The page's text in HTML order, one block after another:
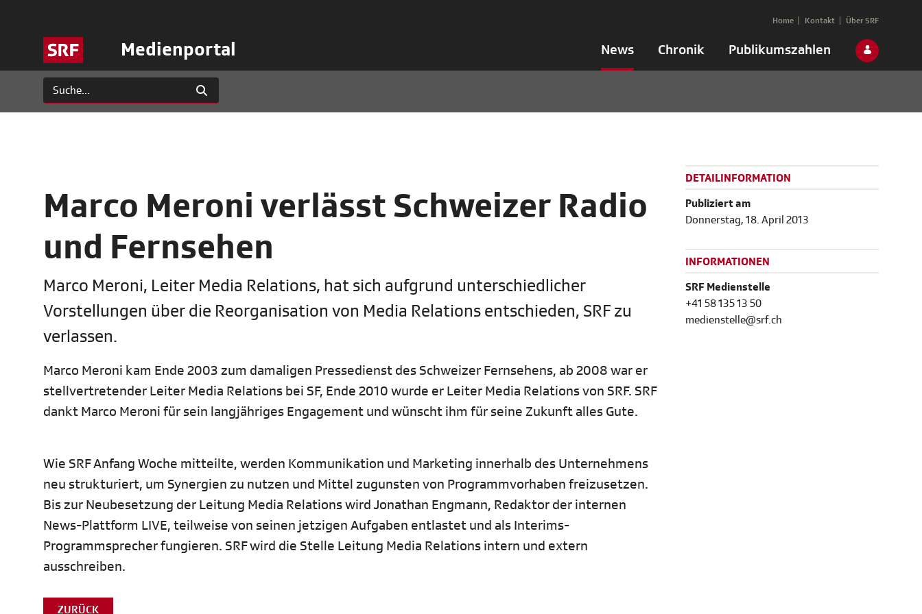
Medienportal News Chronik Publikumszahlen
Home Kontakt Über SRF
Marco Meroni verlässt Schweizer Radio
und Fernsehen
Marco Meroni, Leiter Media Relations, hat sich aufgrund unterschiedlicher
Vorstellungen über die Reorganisation von Media Relations entschieden, SRF zu
verlassen.
Marco Meroni kam Ende 2003 zum damaligen Pressedienst des Schweizer Fernsehens, ab 2008 war er
stellvertretender Leiter Media Relations bei SF, Ende 2010 wurde er Leiter Media Relations von SRF. SRF
dankt Marco Meroni für sein langjähriges Engagement und wünscht ihm für seine Zukunft alles Gute.
Wie SRF Anfang Woche mitteilte, werden Kommunikation und Marketing innerhalb des Unternehmens
neu strukturiert, um Synergien zu nutzen und Mittel zugunsten von Programmvorhaben freizusetzen.
Bis zur Neubesetzung der Leitung Media Relations wird Jonathan Engmann, Redaktor der internen
News-Plattform LIVE, teilweise von seinen jetzigen Aufgaben entlastet und als Interims-
Programmsprecher fungieren. SRF wird die Stelle Leitung Media Relations intern und extern
ausschreiben.
ZURÜCK
DETAILINFORMATION
Publiziert am
Donnerstag, 18. April 2013
INFORMATIONEN
SRF Medienstelle
+41 58 135 13 50
medienstelle@srf.ch